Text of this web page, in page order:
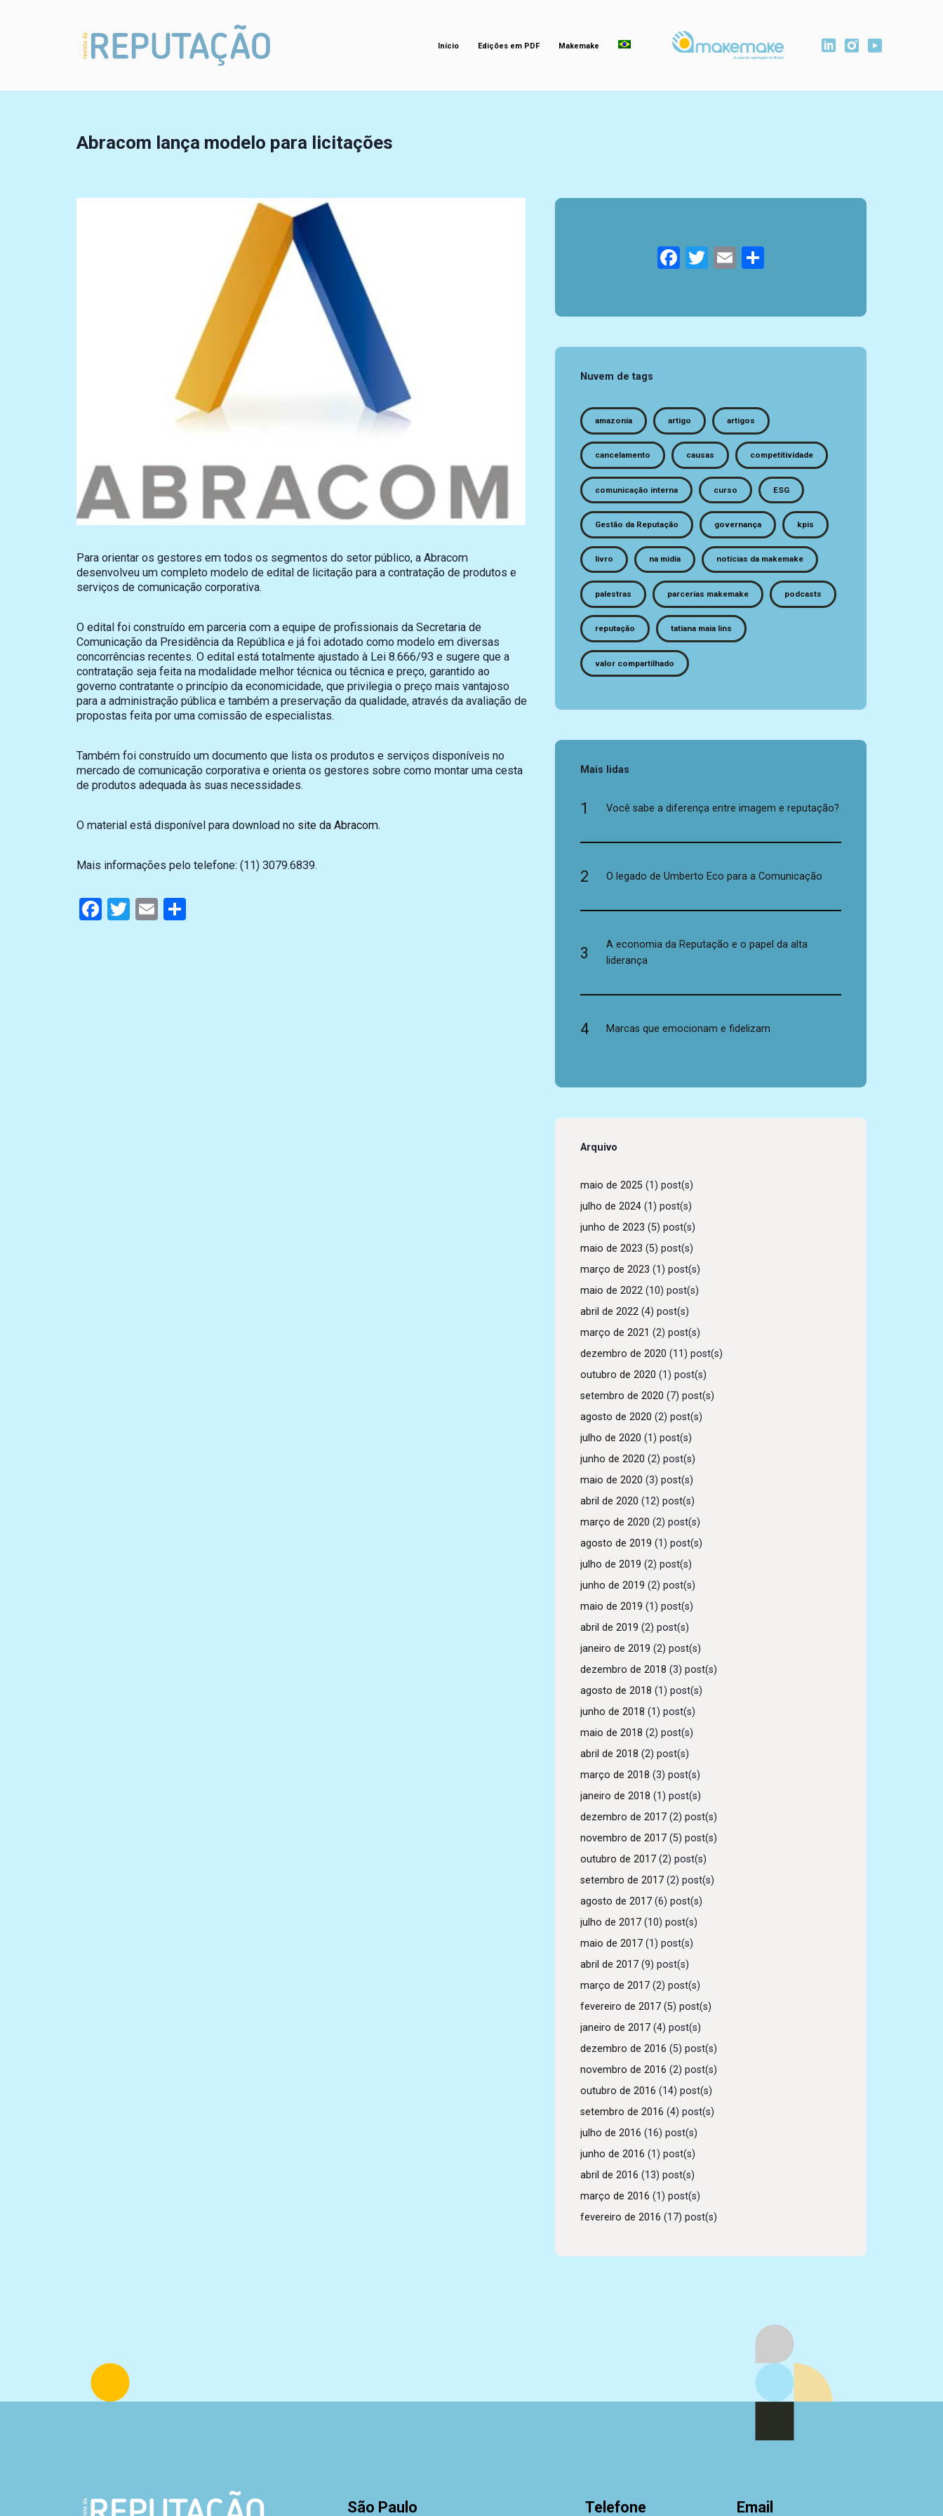
Início Edições em PDF Makemake
Abracom lança modelo para licitações
Para orientar os gestores em todos os segmentos do setor público, a Abracom
desenvolveu um completo modelo de edital de licitação para a contratação de produtos e
serviços de comunicação corporativa.
O edital foi construído em parceria com a equipe de profissionais da Secretaria de
Comunicação da Presidência da República e já foi adotado como modelo em diversas
concorrências recentes. O edital está totalmente ajustado à Lei 8.666/93 e sugere que a
contratação seja feita na modalidade melhor técnica ou técnica e preço, garantido ao
governo contratante o princípio da economicidade, que privilegia o preço mais vantajoso
para a administração pública e também a preservação da qualidade, através da avaliação de
propostas feita por uma comissão de especialistas.
Também foi construído um documento que lista os produtos e serviços disponíveis no
mercado de comunicação corporativa e orienta os gestores sobre como montar uma cesta
de produtos adequada às suas necessidades.
O material está disponível para download no site da Abracom.
Mais informações pelo telefone: (11) 3079.6839.
Facebook
TwitterEmail
Facebook
Twitter
Email
Nuvem de tags
amazonia artigo artigos
cancelamento causas competitividade
comunicação interna curso ESG
Gestão da Reputação governança kpis
livro na midia notícias da makemake
palestras parcerias makemake podcasts
reputação tatiana maia lins
valor compartilhado
Mais lidas
1 Você sabe a diferença entre imagem e reputação?
2 O legado de Umberto Eco para a Comunicação
3
A economia da Reputação e o papel da alta
liderança
4 Marcas que emocionam e fidelizam
Arquivo
maio de 2025 (1) post(s)
julho de 2024 (1) post(s)
junho de 2023 (5) post(s)
maio de 2023 (5) post(s)
março de 2023 (1) post(s)
maio de 2022 (10) post(s)
abril de 2022 (4) post(s)
março de 2021 (2) post(s)
dezembro de 2020 (11) post(s)
outubro de 2020 (1) post(s)
setembro de 2020 (7) post(s)
agosto de 2020 (2) post(s)
julho de 2020 (1) post(s)
junho de 2020 (2) post(s)
maio de 2020 (3) post(s)
abril de 2020 (12) post(s)
março de 2020 (2) post(s)
agosto de 2019 (1) post(s)
julho de 2019 (2) post(s)
junho de 2019 (2) post(s)
maio de 2019 (1) post(s)
abril de 2019 (2) post(s)
janeiro de 2019 (2) post(s)
dezembro de 2018 (3) post(s)
agosto de 2018 (1) post(s)
junho de 2018 (1) post(s)
maio de 2018 (2) post(s)
abril de 2018 (2) post(s)
março de 2018 (3) post(s)
janeiro de 2018 (1) post(s)
dezembro de 2017 (2) post(s)
novembro de 2017 (5) post(s)
outubro de 2017 (2) post(s)
setembro de 2017 (2) post(s)
agosto de 2017 (6) post(s)
julho de 2017 (10) post(s)
maio de 2017 (1) post(s)
abril de 2017 (9) post(s)
março de 2017 (2) post(s)
fevereiro de 2017 (5) post(s)
janeiro de 2017 (4) post(s)
dezembro de 2016 (5) post(s)
novembro de 2016 (2) post(s)
outubro de 2016 (14) post(s)
setembro de 2016 (4) post(s)
julho de 2016 (16) post(s)
junho de 2016 (1) post(s)
abril de 2016 (13) post(s)
março de 2016 (1) post(s)
fevereiro de 2016 (17) post(s)
São Paulo Telefone Email